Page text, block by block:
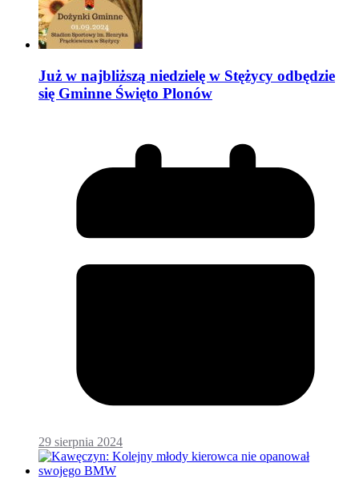
Już w najbliższą niedzielę w Stężycy odbędzie
się Gminne Święto Plonów
29 sierpnia 2024